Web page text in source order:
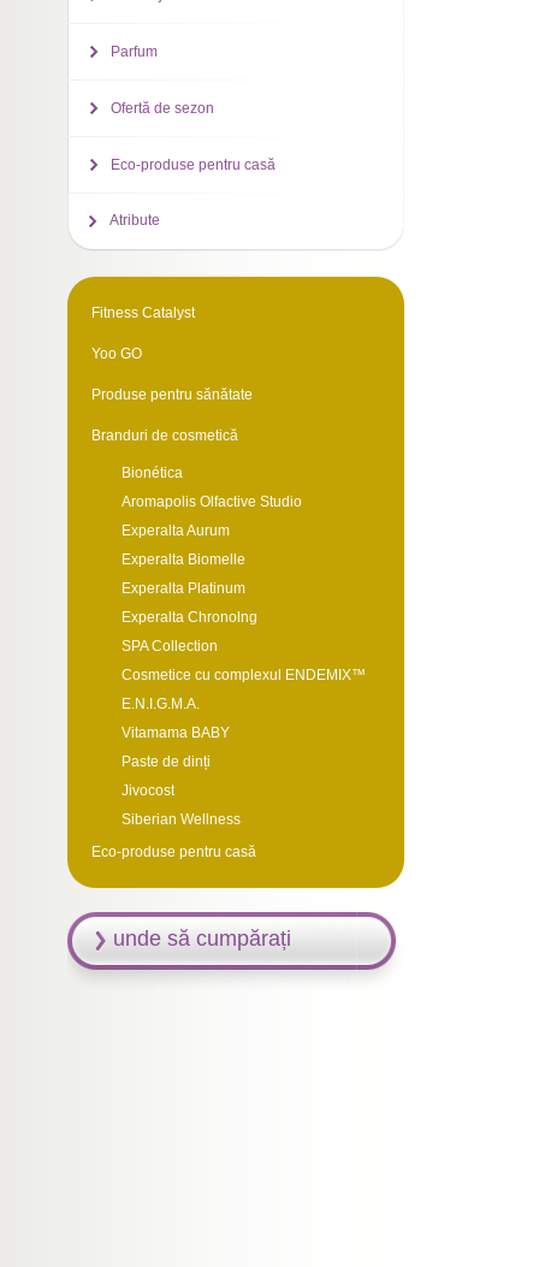
Parfum
Ofertă de sezon
Eco-produse pentru casă
Atribute
Fitness Catalyst
Yoo GO
Produse pentru sănătate
Branduri de cosmetică
Bionética
Aromapolis Olfactive Studio
Experalta Aurum
Experalta Biomelle
Experalta Platinum
Experalta Chronolng
SPA Collection
Cosmetice cu complexul ENDEMIX™
E.N.I.G.M.A.
Vitamama BABY
Paste de dinți
Jivocost
Siberian Wellness
Eco-produse pentru casă
unde să cumpărați